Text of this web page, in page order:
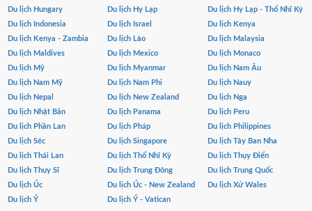
Du lịch Hungary
Du lịch Hy Lạp
Du lịch Hy Lạp - Thổ Nhĩ Kỳ
Du lịch Indonesia
Du lịch Israel
Du lịch Kenya
Du lịch Kenya - Zambia
Du lịch Lào
Du lịch Malaysia
Du lịch Maldives
Du lịch Mexico
Du lịch Monaco
Du lịch Mỹ
Du lịch Myanmar
Du lịch Nam Âu
Du lịch Nam Mỹ
Du lịch Nam Phi
Du lịch Nauy
Du lịch Nepal
Du lịch New Zealand
Du lịch Nga
Du lịch Nhật Bản
Du lịch Panama
Du lịch Peru
Du lịch Phần Lan
Du lịch Pháp
Du lịch Philippines
Du lịch Séc
Du lịch Singapore
Du lịch Tây Ban Nha
Du lịch Thái Lan
Du lịch Thổ Nhĩ Kỳ
Du lịch Thụy Điển
Du lịch Thụy Sĩ
Du lịch Trung Đông
Du lịch Trung Quốc
Du lịch Úc
Du lịch Úc - New Zealand
Du lịch Xứ Wales
Du lịch Ý
Du lịch Ý - Vatican